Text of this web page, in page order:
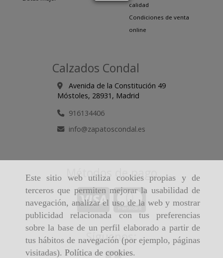
Este sitio web utiliza cookies propias y de
terceros que permiten mejorar la usabilidad de
navegación, analizar el uso de la web y mostrar
publicidad relacionada con tus preferencias
sobre la base de un perfil elaborado a partir de
tus hábitos de navegación (por ejemplo, páginas
visitadas). Política de cookies.
calidad
Condiciones de venta
online
Calzados Condal
Avenida de la Constitución 49
Móstoles, 28931, Madrid
916134406
info
zapatoscondal.es
Métodos de pago
Síguenos: